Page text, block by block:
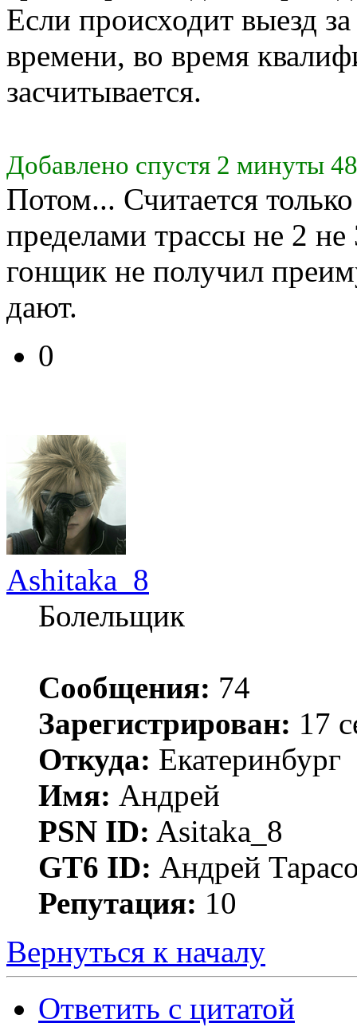
Если происходит выезд
времени, во время
засчитывается.
Добавлено спустя 2 минуты
Потом... Считается только
пределами трассы не 2 не
гонщик не получил
дают.
0
Ashitaka_8
Болельщик
Сообщения: 74
Зарегистрирован: 17
Откуда: Екатеринбург
Имя: Андрей
PSN ID: Asitaka_8
GT6 ID: Андрей
Репутация: 10
Вернуться к началу
Ответить с цитатой